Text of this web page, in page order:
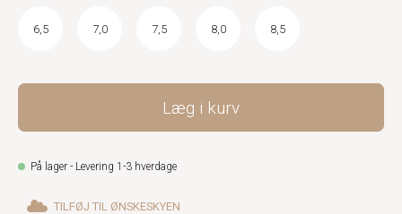
6,5 7,0 7,5 8,0 8,5
Læg i kurv
På lager - Levering 1-3 hverdage
TILFØJ TIL ØNSKESKYEN